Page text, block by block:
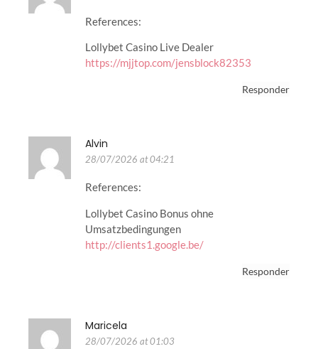
References:
Lollybet Casino Live Dealer
https://mjjtop.com/jensblock82353
Responder
Alvin
28/07/2026 at 04:21
References:
Lollybet Casino Bonus ohne
Umsatzbedingungen
http://clients1.google.be/
Responder
Maricela
28/07/2026 at 01:03